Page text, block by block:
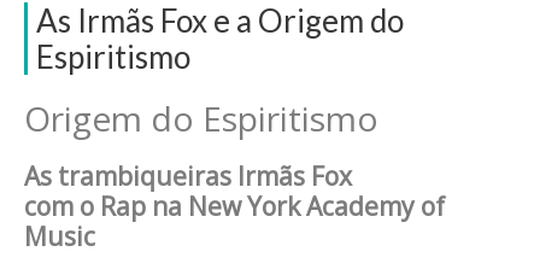
As Irmãs Fox e a Origem do
Espiritismo
Origem do Espiritismo
As trambiqueiras Irmãs Fox
com o Rap na New York Academy of
Music